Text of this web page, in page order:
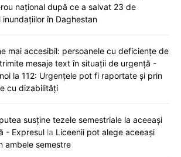
național după ce a salvat 23 de
în Daghestan
mai accesibil: persoanele cu deficiențe de
mesaje text în situații de urgență -
la 112: Urgențele pot fi raportate și prin
cu dizabilități
susține tezele semestriale la aceeași
- Expresul la Liceenii pot alege aceeași
ambele semestre